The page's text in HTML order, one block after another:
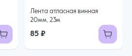
Лента атласная винная
20мм, 23м
85 ₽